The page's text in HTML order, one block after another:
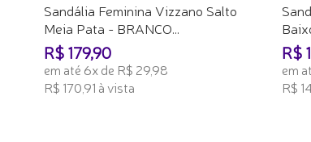
Sandália Feminina Vizzano Salto
Meia Pata - BRANCO...
R$ 179,90
em até 6x de R$ 29,98
R$ 170,91 à vista
R$
em
R$